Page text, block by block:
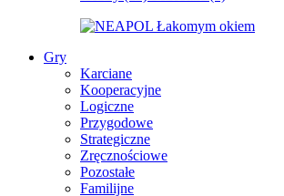
Gry
Karciane
Kooperacyjne
Logiczne
Przygodowe
Strategiczne
Zręcznościowe
Pozostałe
Familijne